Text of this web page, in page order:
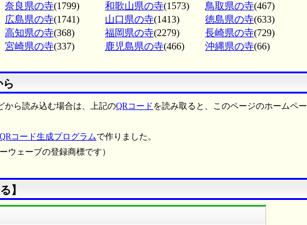
奈良県の寺(1799) 和歌山県の寺(1573) 鳥取県の寺(467)
広島県の寺(1741) 山口県の寺(1413) 徳島県の寺(633)
高知県の寺(368) 福岡県の寺(2279) 長崎県の寺(729)
宮崎県の寺(337) 鹿児島県の寺(466) 沖縄県の寺(66)
から読み込む場合は、上記のQRコード を読み取ると、このページのホームペー
コード生成プログラムで作りました。
ウェーブの登録商標です）
】